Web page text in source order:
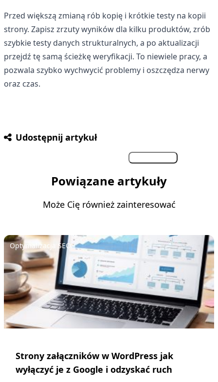
Przed większą zmianą rób kopię i krótkie testy na kopii
strony. Zapisz zrzuty wyników dla kilku produktów, zrób
szybkie testy danych strukturalnych, a po aktualizacji
przejdź tę samą ścieżkę weryfikacji. To niewiele pracy, a
pozwala szybko wychwycić problemy i oszczędza nerwy
oraz czas.
Udostępnij artykuł
Powiązane artykuły
Może Cię również zainteresować
Optymalizacja SEO
Strony załączników w WordPress jak
wyłączyć je z Google i odzyskać ruch